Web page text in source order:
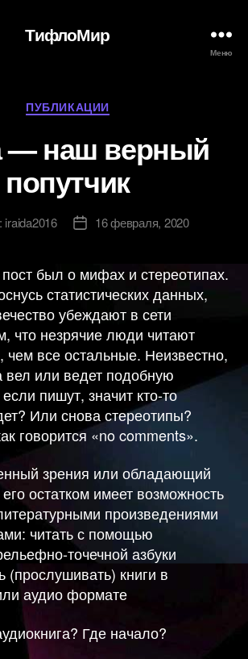
ТифлоМир
Меню
Рубрики
ПУБЛИКАЦИИ
— наш верный
попутчик
iraida2016
Дата16 февраля, 2020
был о мифах и стереотипах.
статистических данных,
убеждают в сети
что незрячие люди читают
все остальные. Неизвестно,
вел или ведет подобную
пишут, значит кто-то
Или снова стереотипы?
говорится «no comments».
зрения или обладающий
остатком имеет возможность
произведениями
читать с помощью
точечной азбуки
(прослушивать) книги в
аудио формате
Где начало?